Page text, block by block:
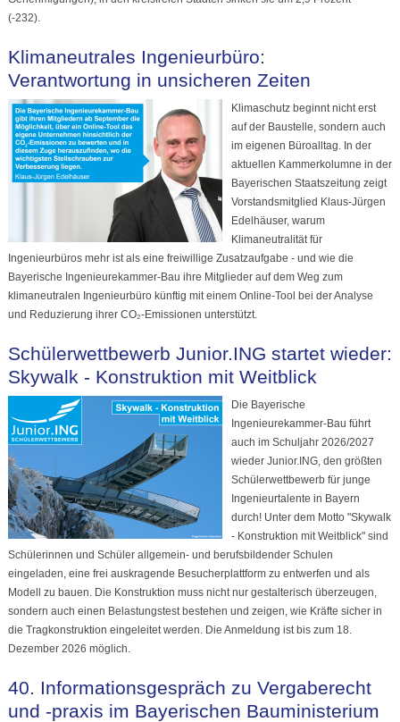
(-232).
Klimaneutrales Ingenieurbüro:
Verantwortung in unsicheren Zeiten
Klimaschutz beginnt nicht erst
auf der Baustelle, sondern auch
im eigenen Büroalltag. In der
aktuellen Kammerkolumne in der
Bayerischen Staatszeitung zeigt
Vorstandsmitglied Klaus-Jürgen
Edelhäuser, warum
Klimaneutralität für
Ingenieurbüros mehr ist als eine freiwillige Zusatzaufgabe - und wie die
Bayerische Ingenieurekammer-Bau ihre Mitglieder auf dem Weg zum
klimaneutralen Ingenieurbüro künftig mit einem Online-Tool bei der Analyse
und Reduzierung ihrer CO₂-Emissionen unterstützt.
Schülerwettbewerb Junior.ING startet wieder:
Skywalk - Konstruktion mit Weitblick
Die Bayerische
Ingenieurekammer-Bau führt
auch im Schuljahr 2026/2027
wieder Junior.ING, den größten
Schülerwettbewerb für junge
Ingenieurtalente in Bayern
durch! Unter dem Motto "Skywalk
- Konstruktion mit Weitblick" sind
Schülerinnen und Schüler allgemein- und berufsbildender Schulen
eingeladen, eine frei auskragende Besucherplattform zu entwerfen und als
Modell zu bauen. Die Konstruktion muss nicht nur gestalterisch überzeugen,
sondern auch einen Belastungstest bestehen und zeigen, wie Kräfte sicher in
die Tragkonstruktion eingeleitet werden. Die Anmeldung ist bis zum 18.
Dezember 2026 möglich.
40. Informationsgespräch zu Vergaberecht
und -praxis im Bayerischen Bauministerium